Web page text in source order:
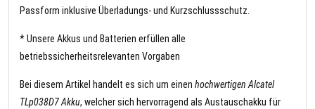
Passform inklusive Überladungs- und Kurzschlussschutz.
* Unsere Akkus und Batterien erfüllen alle
betriebssicherheitsrelevanten Vorgaben
Bei diesem Artikel handelt es sich um einen hochwertigen Alcatel
TLp038D7 Akku, welcher sich hervorragend als Austauschakku für